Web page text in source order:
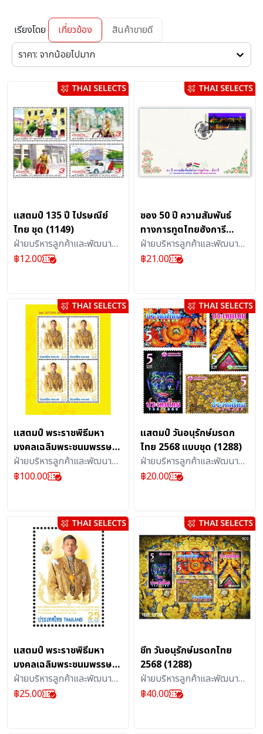
เรียงโดย เกี่ยวข้อง
สินค้าขายดี
ราคา: จากน้อยไปมาก
แสตมป์ 135 ปี ไปรษณีย์
ไทย ชุด (1149)
ฝ่ายบริหารลูกค้าและพัฒนา
ผลิตภัณฑ์บริการไปรษณีย์ :
฿12.00
ซอง 50 ปี ความสัมพันธ์
ทางการทูตไทยฮังการี
(1257)
ฝ่ายบริหารลูกค้าและพัฒนา
ผลิตภัณฑ์บริการไปรษณีย์ :
฿21.00
แสตมป์ พระราชพิธีมหา
มงคลเฉลิมพระชนมพรรษา
6 รอบ 28 กรกฎาคม 2567
แบบแผ่น (1270)
ฝ่ายบริหารลูกค้าและพัฒนา
ผลิตภัณฑ์บริการไปรษณีย์ :
฿100.00
แสตมป์ วันอนุรักษ์มรดก
ไทย 2568 แบบชุด (1288)
ฝ่ายบริหารลูกค้าและพัฒนา
ผลิตภัณฑ์บริการไปรษณีย์ :
฿20.00
แสตมป์ พระราชพิธีมหา
มงคลเฉลิมพระชนมพรรษา
6 รอบ 28 กรกฎาคม 2567
แบบชุด (1270)
ฝ่ายบริหารลูกค้าและพัฒนา
ผลิตภัณฑ์บริการไปรษณีย์ :
฿25.00
ชีท วันอนุรักษ์มรดกไทย
2568 (1288)
ฝ่ายบริหารลูกค้าและพัฒนา
ผลิตภัณฑ์บริการไปรษณีย์ :
฿40.00